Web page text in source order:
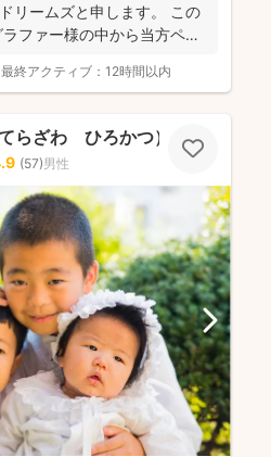
ームズと申します。 この
ファー様の中から当方ペー
最終アクティブ： 12時間以内
らざわ ひろかつ）
(57)男性